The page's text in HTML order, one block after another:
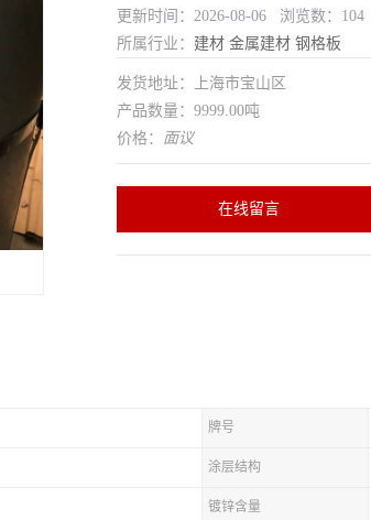
更新时间：2026-08-06 浏览数：104
所属行业： 建材 金属建材 钢格板
发货地址：上海市宝山区
产品数量：9999.00吨
价格： 面议
在线留言
牌号
涂层结构
镀锌含量